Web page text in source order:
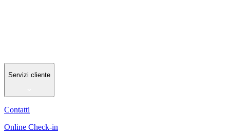
Servizi cliente
Contatti
Online Check-in